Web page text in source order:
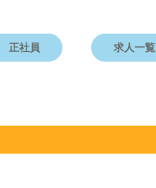
正社員 求人一覧